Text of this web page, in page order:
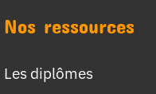
Nos ressources
Les diplômes